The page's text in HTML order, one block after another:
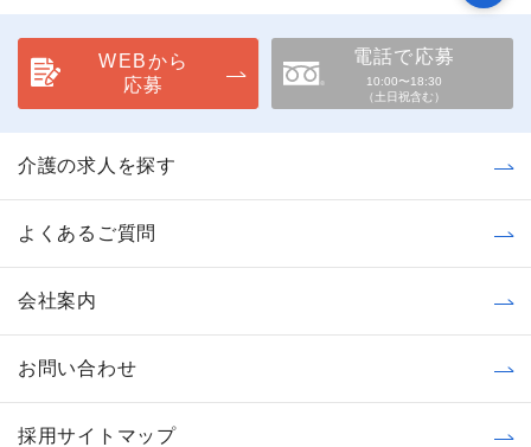
WEBから
応募
電話で応募
10:00〜18:30
（土日祝含む）
介護の求人を探す
よくあるご質問
会社案内
お問い合わせ
採用サイトマップ